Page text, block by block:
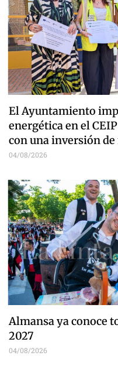
El Ayuntamiento
energética en el
con una inversión de
04/08/2026
Almansa ya conoce
2027
04/08/2026